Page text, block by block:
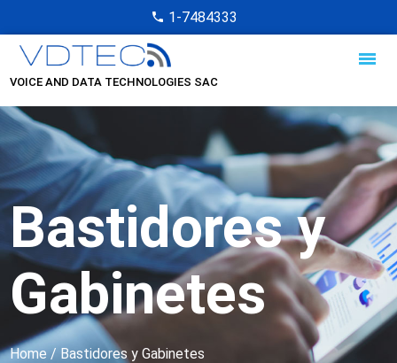
1-7484333
VOICE AND DATA TECHNOLOGIES SAC
Bastidores y
Gabinetes
Home / Bastidores y Gabinetes